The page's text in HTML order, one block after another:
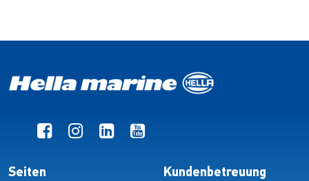
Seiten Kundenbetreuung